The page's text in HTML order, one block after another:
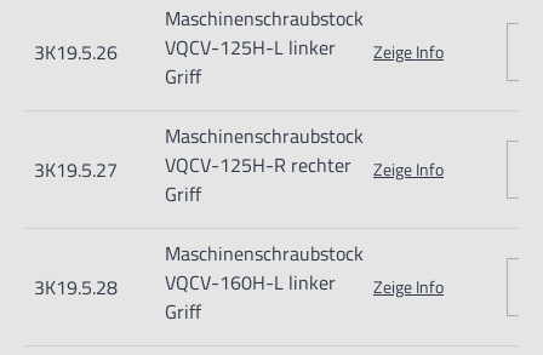
- Hohe Präzision (0,01/100mm) und Lotrechtigkeit
(0,02/50mm)
3K19.5.26
Maschinenschraubstock
VQCV-125H-L linker
Griff
Zeige Info
3K19.5.27
Maschinenschraubstock
VQCV-125H-R rechter
Griff
Zeige Info
3K19.5.28
Maschinenschraubstock
VQCV-160H-L linker
Griff
Zeige Info